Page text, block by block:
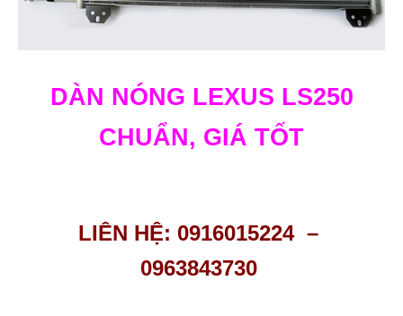
DÀN NÓNG LEXUS LS250
CHUẨN, GIÁ TỐT
LIÊN HỆ: 0916015224 –
0963843730